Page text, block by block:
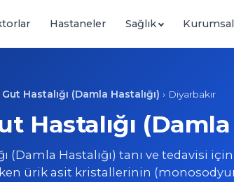
Hastaneler Sağlık Kurumsal
Gut Hastalığı (Damla Hastalığı) › Diyarbakır
Hastalığı
(Damla Hastalığı) tanı ve tedavisi
ürik asit kristallerinin